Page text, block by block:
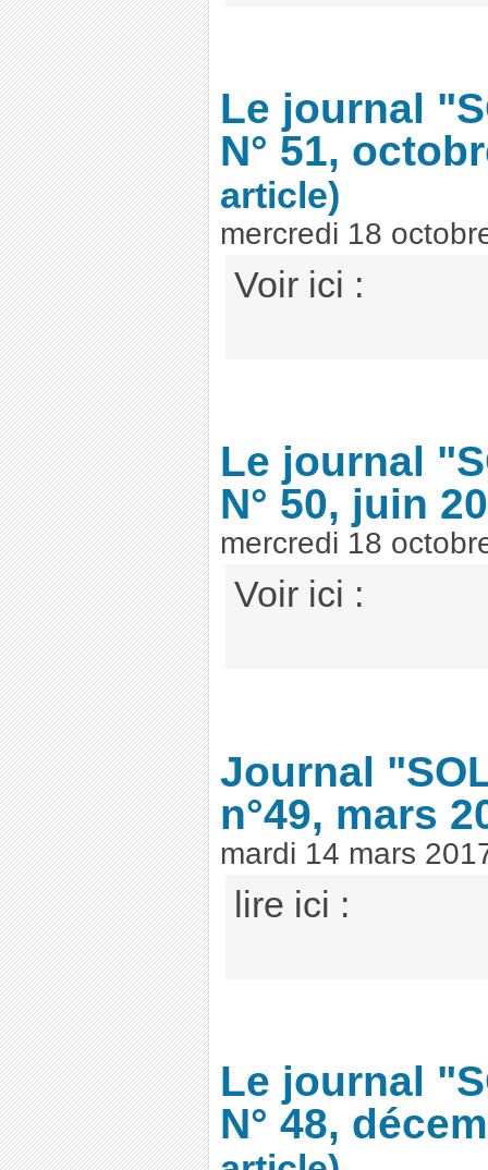
Le journal
N° 51,
article)
mercredi 18
Voir ici :
Le journal
N° 50, juin
mercredi 18
Voir ici :
Journal
n°49, mars
mardi 14 mars
lire ici :
Le journal
N° 48,